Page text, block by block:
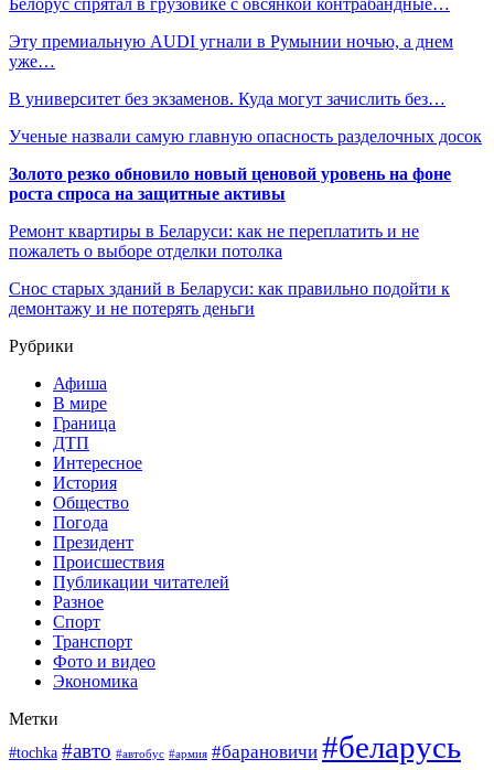
Эту премиальную AUDI угнали в Румынии ночью, а днем
уже…
В университет без экзаменов. Куда могут зачислить без…
Ученые назвали самую главную опасность разделочных досок
Золото резко обновило новый ценовой уровень на фоне
роста спроса на защитные активы
Ремонт квартиры в Беларуси: как не переплатить и не
пожалеть о выборе отделки потолка
Снос старых зданий в Беларуси: как правильно подойти к
демонтажу и не потерять деньги
Рубрики
Афиша
В мире
Граница
ДТП
Интересное
История
Общество
Погода
Президент
Происшествия
Публикации читателей
Разное
Спорт
Транспорт
Фото и видео
Экономика
Метки
#tochka #авто #автобус #армия #барановичи #беларусь